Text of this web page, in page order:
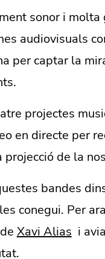
sonor i
audiovisuals
per captar la
projectes
en directe per
de la
bandes
conegui. Per
Xavi Alias i